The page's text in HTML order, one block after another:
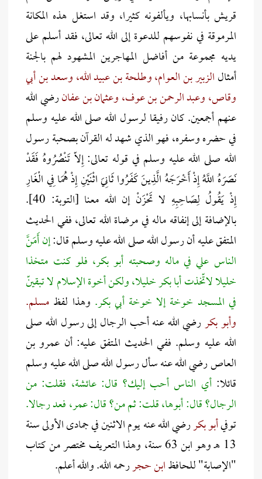
قريش بأنسابها، ويألفونه كثيرا، وقد استغل هذه المكانة
المرموقة في نفوسهم للدعوة إلى الله تعالى، فقد أسلم على
يديه مجموعة من أفاضل المهاجرين المشهود لهم بالجنة
أمثالالزبير بن العوام، وطلحة بن عبيد الله، وسعد بن أبي
وقاص، وعبد الرحمن بن عوف، وعثمان بن عفانرضي الله
عنهم أجمعين. كان رفيقا لرسول الله صلى الله عليه وسلم
في حضره وسفره، فهو الذي شهد له القرآن بصحبة رسول
الله صلى الله عليه وسلم في قوله تعالى: إِلاّ تَنْصُرُوهُ فَقَدْ
نَصَرَهُ اللَّهُ إِذْ أَخْرَجَهُ الَّذِينَ كَفَرُوا ثَانِيَ اثْنَيْنِ إِذْ هُمَا فِي الْغَارِ
إِذْ يَقُولُ لِصَاحِبِهِ لا تَحْزَنْ إن الله معنا [التوبة: 40].
بالإضافة إلى إنفاقه ماله في مرضاة الله تعالى، ففي الحديث
المتفق عليه أن رسول الله صلى الله عليه وسلم قال:إن أَمَنَّ
الناس علي في ماله وصحبته أبو بكر، فلو كنت متخذا
خليلا لاتّخذت أبا بكر خليلا، ولكن أخوة الإسلام لا تبقينّ
في المسجد خوخة إلا خوخة أبي بكر. وهذا لفظ مسلم.
وأبو بكررضي الله عنه أحب الرجال إلى رسول الله صلى
الله عليه وسلم. ففي الحديث المتفق عليه: أن عمرو بن
العاص رضي الله عنه سأل رسول الله صلى الله عليه وسلم
قائلا:أي الناس أحب إليك؟ قال: عائشة، فقلت: من
الرجال؟ قال: أبوها، قلت: ثم من؟ قال: عمر، فعد رجالا.
توفيأبو بكررضي الله عنه يوم الاثنين في جمادى الأولى سنة
13 هـ وهو ابن 63 سنة، وهذا التعريف مختصر من كتاب
"الإصابة" للحافظابن حجررحمه الله. والله أعلم.